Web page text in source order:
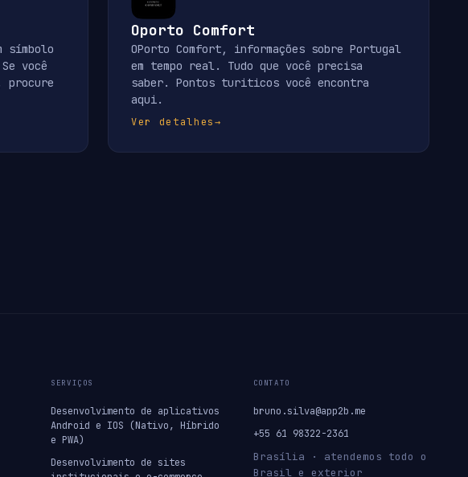
símbolo
você
procure
Oporto Comfort
OPorto Comfort, informações sobre Portugal
em tempo real. Tudo que você precisa
saber. Pontos turiticos você encontra
aqui.
Ver detalhes→
SERVIÇOS
Desenvolvimento de aplicativos
Android e IOS (Nativo, Híbrido
e PWA)
Desenvolvimento de sites
CONTATO
bruno.silva@app2b.me
+55 61 98322-2361
Brasília · atendemos todo o
Brasil e exterior